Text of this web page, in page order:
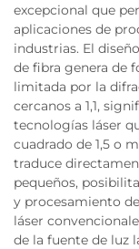
excepcional que
aplicaciones de
industrias. El
de fibra genera de
limitada por la
cercanos a 1,1,
tecnologías láser
cuadrado de 1,5 o
traduce
pequeños,
y procesamiento
láser
de la fuente de luz